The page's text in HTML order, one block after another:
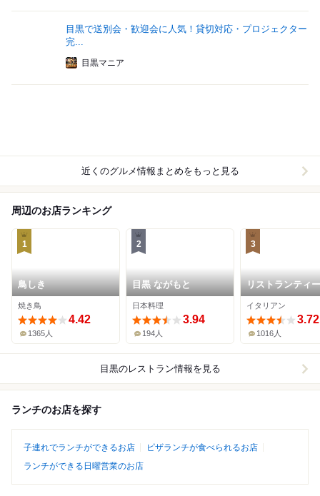
目黒で送別会・歓迎会に人気！貸切対応・プロジェクター
完...
目黒マニア
近くのグルメ情報まとめをもっと見る
周辺のお店ランキング
1
鳥しき
焼き鳥
4.42
1365人
2
目黒 ながもと
日本料理
3.94
194人
3
リストランティ
ルベロ
イタリアン
3.72
1016人
目黒のレストラン情報を見る
ランチのお店を探す
子連れでランチができるお店
ピザランチが食べられるお店
ランチができる日曜営業のお店